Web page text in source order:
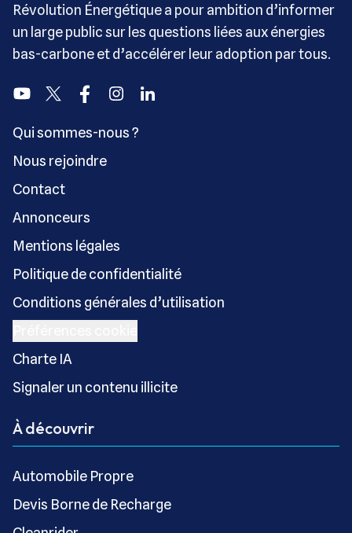
Révolution Énergétique a pour ambition d’informer
un large public sur les questions liées aux énergies
bas-carbone et d’accélérer leur adoption par tous.
YoutubeTwitter FacebookInstagramLinkedin
Qui sommes-nous ?
Nous rejoindre
Contact
Annonceurs
Mentions légales
Politique de confidentialité
Conditions générales d’utilisation
Charte IA
Signaler un contenu illicite
À découvrir
Automobile Propre
Devis Borne de Recharge